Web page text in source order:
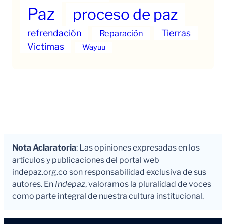
Paz proceso de paz
refrendación Reparación
Tierras
Victimas
Wayuu
Nota Aclaratoria: Las opiniones expresadas en los
artículos y publicaciones del portal web
indepaz.org.co son responsabilidad exclusiva de sus
autores. En Indepaz, valoramos la pluralidad de voces
como parte integral de nuestra cultura institucional.